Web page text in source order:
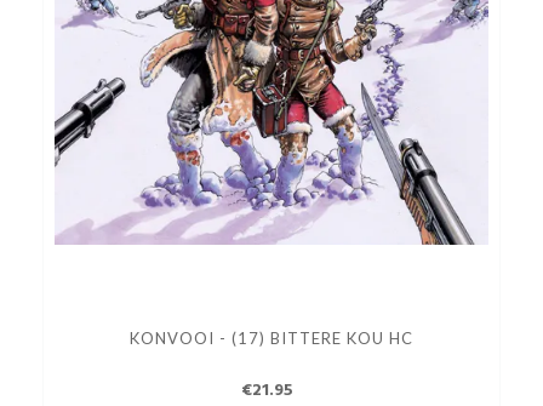
KONVOOI - (17) BITTERE KOU HC
€21.95